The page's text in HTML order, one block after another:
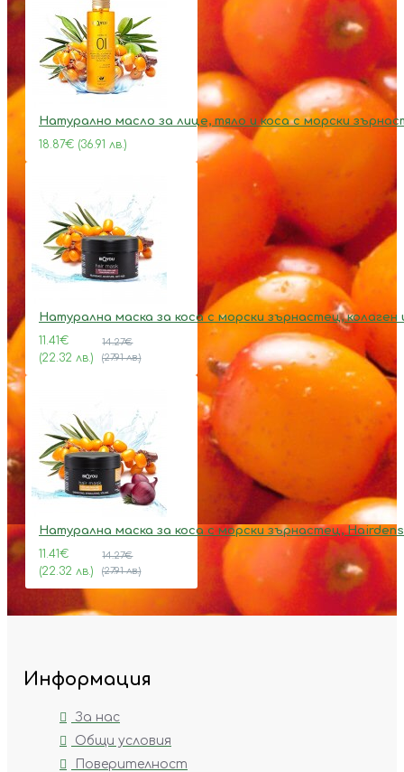
Натурално масло за лице, тяло и коса с морски
18.87€ (36.91 лв.)
Натурална маска за коса с морски зърнастец, колаген
11.41€
(22.32 лв.)
14.27€
(27.91 лв.)
Натурална маска за коса с морски зърнастец,
11.41€
(22.32 лв.)
14.27€
(27.91 лв.)
Информация
За нас
Общи условия
Поверителност